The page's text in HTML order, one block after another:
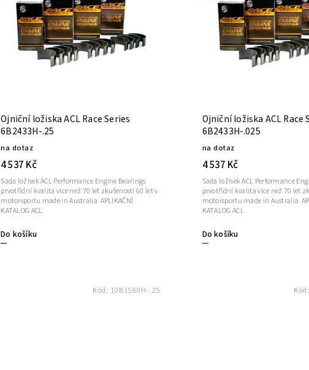
Ojniční ložiska ACL Race Series
6B2433H-.25
na dotaz
4 537 Kč
Do košíku
Sada ložisek ACL Performance Engine Bearings
prvotřídní kvalita více než 70 let zkušeností 60 let v
motorsportu made in Australia APLIKAČNÍ
KATALOG ACL
Ojniční ložiska ACL Race
6B2433H-.025
na dotaz
4 537 Kč
Do košíku
Sada ložisek ACL Performance
prvotřídní kvalita více než 70 let
motorsportu made in Australia APLIKAČNÍ
KATALOG ACL
Kód: 10B1580H-.25 Kód: